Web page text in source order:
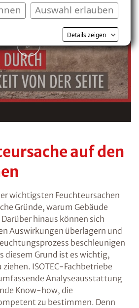
Auswahl erlauben
Details zeigen
auf den
wichtigsten Feuchteursachen
Gründe, warum Gebäude
hinaus können sich
Auswirkungen überlagern und
beschleunigen
diesem Grund ist es wichtig,
ziehen. ISOTEC-Fachbetriebe
Analyseausstattung
Know-how, die
zu bestimmen. Denn
Ratgeber anfordern
Erhalt des kostenfreien
zu unserem Newsletter.